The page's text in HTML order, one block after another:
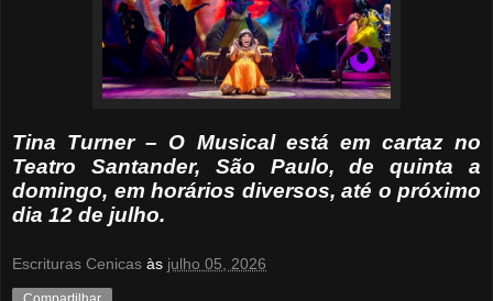
Tina Turner – O Musical está em cartaz no
Teatro Santander, São Paulo, de quinta a
domingo, em horários diversos, até o próximo
dia 12 de julho.
Escrituras Cenicas às julho 05, 2026